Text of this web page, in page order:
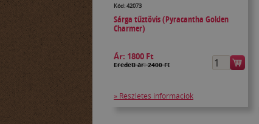
Kód: 42073
Sárga tűztövis (Pyracantha Golden
Charmer)
Ár: 1800 Ft
Eredeti ár: 2400 Ft
» Részletes információk